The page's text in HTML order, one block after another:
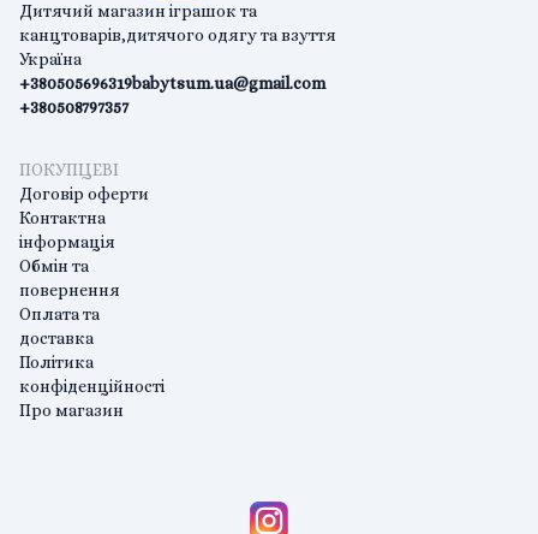
Дитячий магазин іграшок та
канцтоварів,дитячого одягу та взуття
Україна
+380505696319
+380508797357
babytsum.ua@gmail.com
ПОКУПЦЕВІ
Договір оферти
Контактна
інформація
Обмін та
повернення
Оплата та
доставка
Політика
конфіденційності
Про магазин